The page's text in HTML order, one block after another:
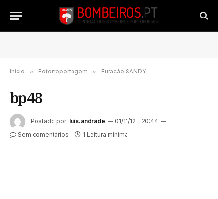
Início » Fotorreportagem » Furacão SANDY
bp48
Postado por: luis.andrade
01/11/12 - 20:44
Sem comentários
1 Leitura mínima